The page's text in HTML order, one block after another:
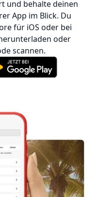
und behalte deinen
App im Blick. Du
für iOS oder bei
oder
scannen.